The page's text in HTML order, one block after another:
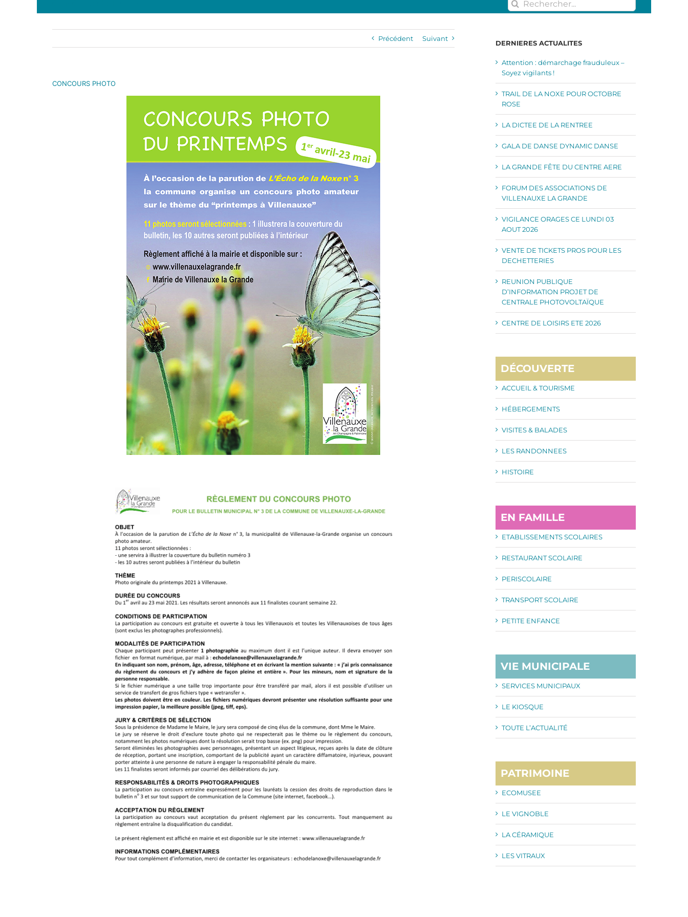
Précédent Suivant
CONCOURS PHOTO
DERNIERES ACTUALITES
Attention : démarchage frauduleux –
Soyez vigilants !
TRAIL DE LA NOXE POUR OCTOBRE
ROSE
LA DICTEE DE LA RENTREE
GALA DE DANSE DYNAMIC DANSE
LA GRANDE FÊTE DU CENTRE AERE
FORUM DES ASSOCIATIONS DE
VILLENAUXE LA GRANDE
VIGILANCE ORAGES CE LUNDI 03
AOUT 2026
VENTE DE TICKETS PROS POUR LES
DECHETTERIES
REUNION PUBLIQUE
D’INFORMATION PROJET DE
CENTRALE PHOTOVOLTAÏQUE
CENTRE DE LOISIRS ETE 2026
DÉCOUVERTE
ACCUEIL & TOURISME
HÉBERGEMENTS
VISITES & BALADES
LES RANDONNEES
HISTOIRE
EN FAMILLE
ETABLISSEMENTS SCOLAIRES
RESTAURANT SCOLAIRE
PERISCOLAIRE
TRANSPORT SCOLAIRE
PETITE ENFANCE
VIE MUNICIPALE
SERVICES MUNICIPAUX
LE KIOSQUE
TOUTE L’ACTUALITÉ
PATRIMOINE
ECOMUSEE
LE VIGNOBLE
LA CÉRAMIQUE
LES VITRAUX